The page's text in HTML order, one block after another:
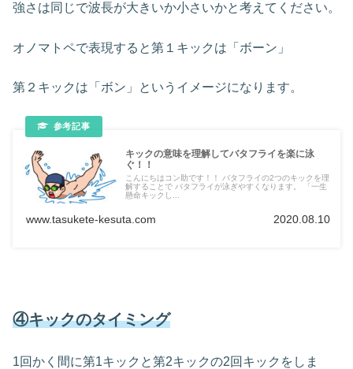
強さは同じで波長が大きいか小さいかと考えてください。
オノマトペで表現すると第１キックは「ボーン」
第２キックは「ボン」というイメージになります。
キックの意味を理解してバタフライを楽に泳
ぐ！！
こんにちはコン助です！！ バタフライの2つのキックを理
解することで バタフライが泳ぎやすくなります。 「一生
懸命キックし...
www.tasukete-kesuta.com 2020.08.10
④キックのタイミング
1回かく間に第1キックと第2キックの2回キックをしま